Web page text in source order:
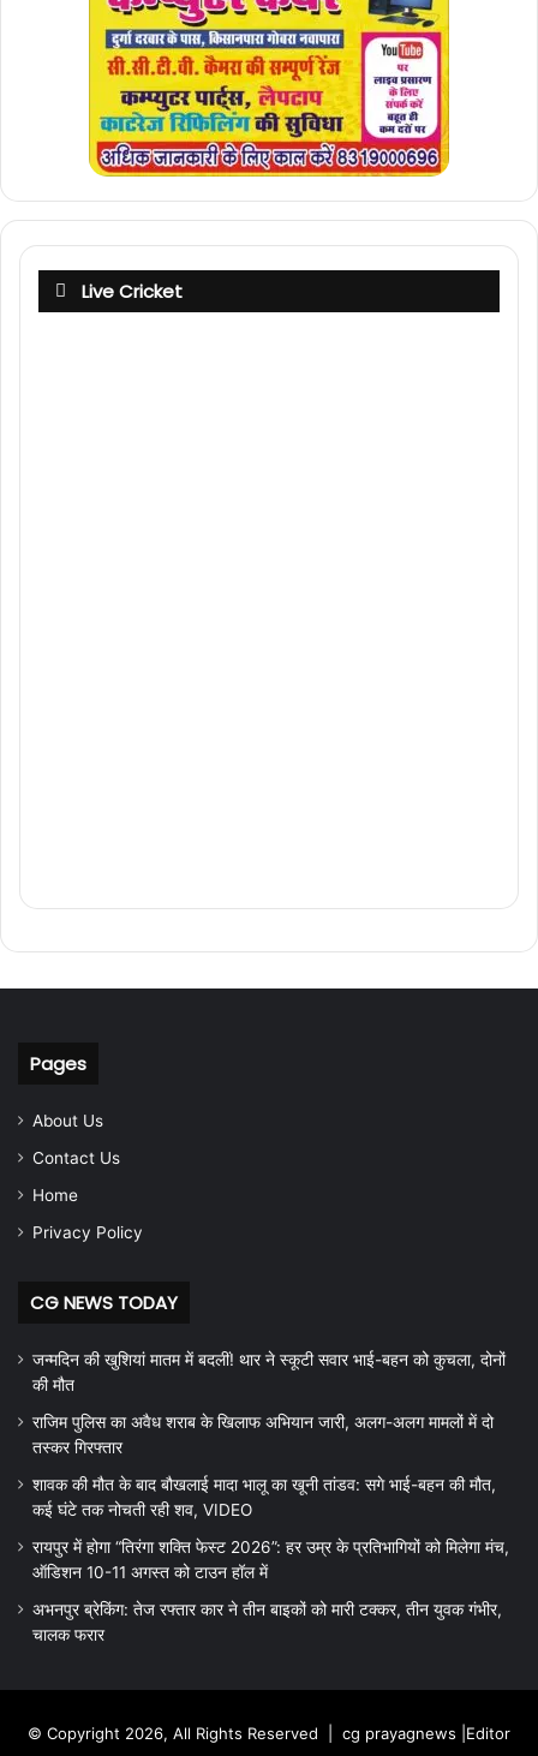
Live Cricket
Pages
About Us
Contact Us
Home
Privacy Policy
CG NEWS TODAY
जन्मदिन की खुशियां मातम में बदलीं! थार ने स्कूटी सवार भाई-बहन को कुचला, दोनों
की मौत
राजिम पुलिस का अवैध शराब के खिलाफ अभियान जारी, अलग-अलग मामलों में दो
तस्कर गिरफ्तार
शावक की मौत के बाद बौखलाई मादा भालू का खूनी तांडव: सगे भाई-बहन की मौत,
कई घंटे तक नोचती रही शव, VIDEO
रायपुर में होगा “तिरंगा शक्ति फेस्ट 2026”: हर उम्र के प्रतिभागियों को मिलेगा मंच,
ऑडिशन 10-11 अगस्त को टाउन हॉल में
अभनपुर ब्रेकिंग: तेज रफ्तार कार ने तीन बाइकों को मारी टक्कर, तीन युवक गंभीर,
चालक फरार
© Copyright 2026, All Rights Reserved | cg prayagnews |Editor